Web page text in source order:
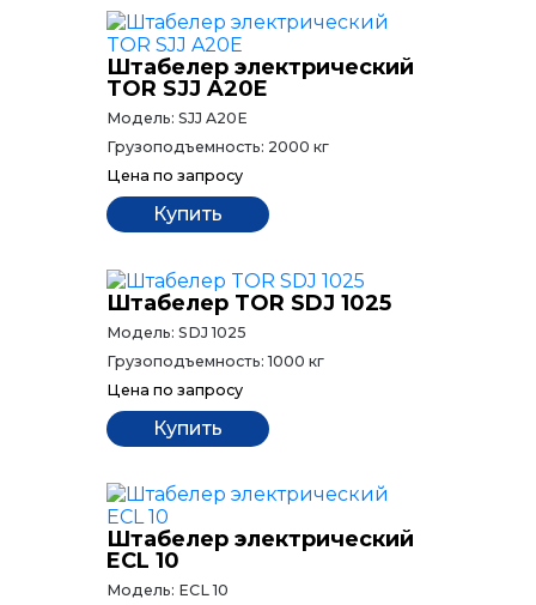
Штабелер электрический
TOR SJJ A20E
Модель: SJJ A20E
Грузоподъемность: 2000 кг
Цена по запросу
Купить
Штабелер TOR SDJ 1025
Модель: SDJ 1025
Грузоподъемность: 1000 кг
Цена по запросу
Купить
Штабелер электрический
ECL 10
Модель: ECL 10